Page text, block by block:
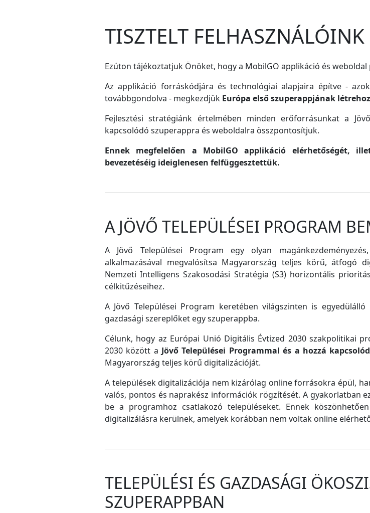
TISZTELT FELHASZNÁLÓINK
Ezúton tájékoztatjuk Önöket, hogy a MobilGO applikáció és
Az applikáció forráskódjára és technológiai alapjaira építve -
továbbgondolva - megkezdjük Európa első szuperappjának
Fejlesztési stratégiánk értelmében minden erőforrásunkat a
kapcsolódó szuperappra és weboldalra összpontosítjuk.
Ennek megfelelően a MobilGO applikáció elérhetőségét,
bevezetéséig ideiglenesen felfüggesztettük.
A JÖVŐ TELEPÜLÉSEI PROGRAM
A Jövő Települései Program egy olyan
alkalmazásával megvalósítsa Magyarország teljes körű, átfogó
Nemzeti Intelligens Szakosodási Stratégia (S3) horizontális
célkitűzéseihez.
A Jövő Települései Program keretében világszinten is
gazdasági szereplőket egy szuperappba.
Célunk, hogy az Európai Unió Digitális Évtized 2030 szakpolitikai
2030 között a Jövő Települései Programmal és a hozzá
Magyarország teljes körű digitalizációját.
A települések digitalizációja nem kizárólag online forrásokra épül,
valós, pontos és naprakész információk rögzítését. A gyakorlatban
be a programhoz csatlakozó településeket. Ennek
digitalizálásra kerülnek, amelyek korábban nem voltak online
TELEPÜLÉSI ÉS GAZDASÁGI
SZUPERAPPBAN